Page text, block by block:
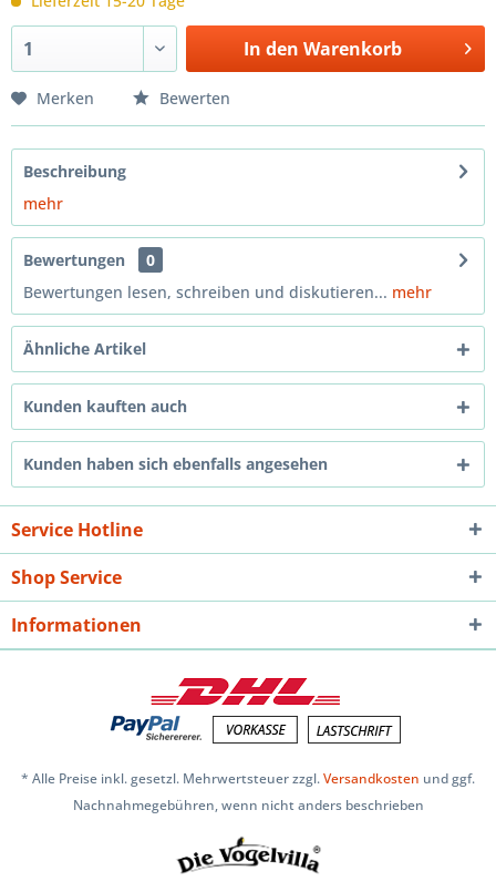
In den Warenkorb
Merken Bewerten
Beschreibung
mehr
Bewertungen
0
Bewertungen lesen, schreiben und diskutieren... mehr
Ähnliche Artikel
Kunden kauften auch
Kunden haben sich ebenfalls angesehen
Service Hotline
Shop Service
Informationen
* Alle Preise inkl. gesetzl. Mehrwertsteuer zzgl.Versandkosten und ggf.
Nachnahmegebühren, wenn nicht anders beschrieben